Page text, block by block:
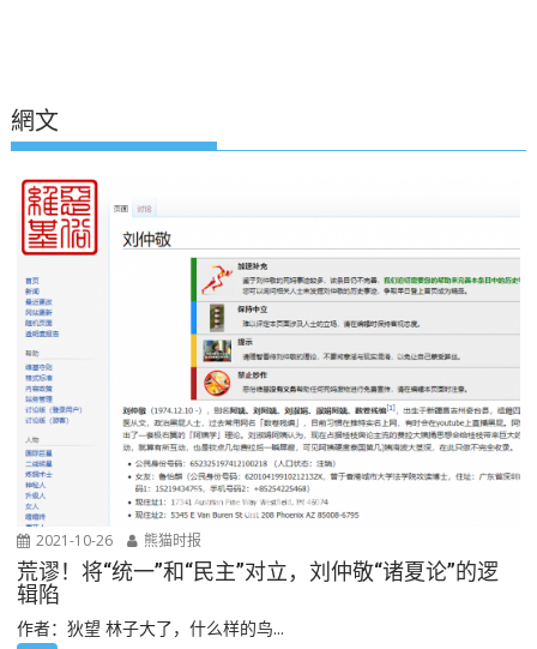
網文
2021-10-26 熊猫时报
荒谬！将“统一”和“民主”对立，刘仲敬“诸夏论”的逻
辑陷
作者：狄望 林子大了，什么样的鸟...